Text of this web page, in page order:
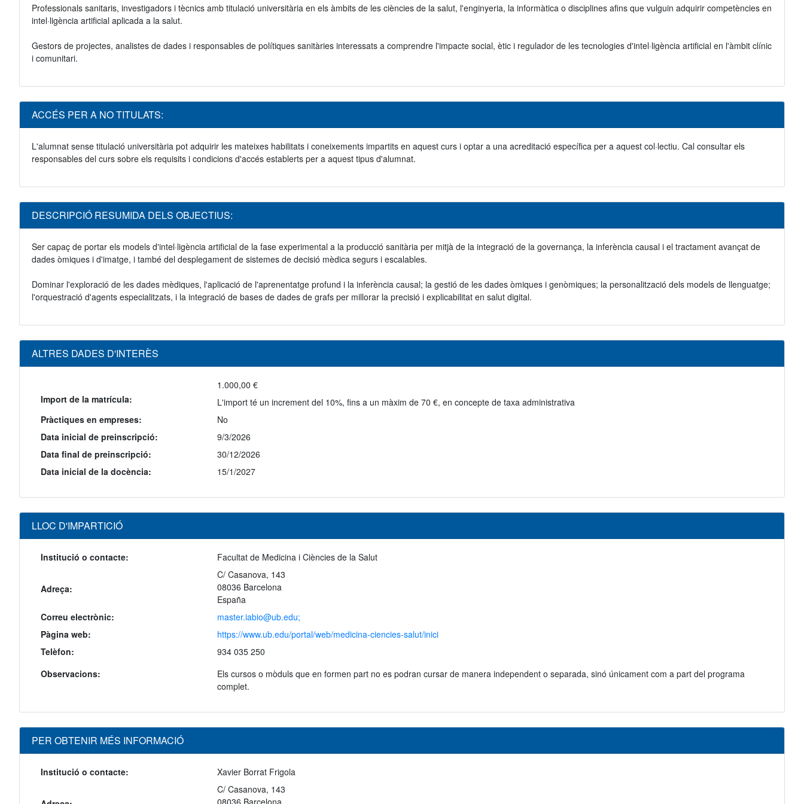
Professionals sanitaris, investigadors i tècnics amb titulació universitària en els àmbits de les ciències de la salut, l'enginyeria, la informàtica o disciplines afins que vulguin adquirir competències en
intel·ligència artificial aplicada a la salut.
Gestors de projectes, analistes de dades i responsables de polítiques sanitàries interessats a comprendre l'impacte social, ètic i regulador de les tecnologies d'intel·ligència artificial en l'àmbit clínic
i comunitari.
ACCÉS PER A NO TITULATS:
L'alumnat sense titulació universitària pot adquirir les mateixes habilitats i coneixements impartits en aquest curs i optar a una acreditació específica per a aquest col·lectiu. Cal consultar els
responsables del curs sobre els requisits i condicions d'accés establerts per a aquest tipus d'alumnat.
DESCRIPCIÓ RESUMIDA DELS OBJECTIUS:
Ser capaç de portar els models d'intel·ligència artificial de la fase experimental a la producció sanitària per mitjà de la integració de la governança, la inferència causal i el tractament avançat de
dades òmiques i d'imatge, i també del desplegament de sistemes de decisió mèdica segurs i escalables.
Dominar l'exploració de les dades mèdiques, l'aplicació de l'aprenentatge profund i la inferència causal; la gestió de les dades òmiques i genòmiques; la personalització dels models de llenguatge;
l'orquestració d'agents especialitzats, i la integració de bases de dades de grafs per millorar la precisió i explicabilitat en salut digital.
ALTRES DADES D'INTERÈS
Import de la matrícula:
1.000,00 €
L'import té un increment del 10%, fins a un màxim de 70 €, en concepte de taxa administrativa
Pràctiques en empreses:
No
Data inicial de preinscripció:
9/3/2026
Data final de preinscripció:
30/12/2026
Data inicial de la docència:
15/1/2027
LLOC D'IMPARTICIÓ
Institució o contacte: Facultat de Medicina i Ciències de la Salut
Adreça:
C/ Casanova, 143
08036 Barcelona
España
Correu electrònic:
master.iabio@ub.edu;
Pàgina web:
https://www.ub.edu/portal/web/medicina-ciencies-salut/inici
Telèfon:
934 035 250
Observacions:
Els cursos o mòduls que en formen part no es podran cursar de manera independent o separada, sinó únicament com a part del programa
complet.
PER OBTENIR MÉS INFORMACIÓ
Institució o contacte: Xavier Borrat Frigola
C/ Casanova, 143